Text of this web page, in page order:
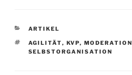
KATEGORIEN
ARTIKEL
SCHLAGWÖRTER
AGILITÄT, KVP, MODERATION
SELBSTORGANISATION